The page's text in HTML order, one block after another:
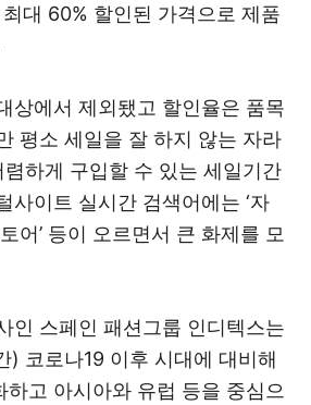
최대 60% 할인된 가격으로 제품
상에서 제외됐고 할인율은 품목
평소 세일을 잘 하지 않는 자라
하게 구입할 수 있는 세일기간
사이트 실시간 검색어에는 ‘자
어’ 등이 오르면서 큰 화제를 모
인 스페인 패션그룹 인디텍스는
) 코로나19 이후 시대에 대비해
하고 아시아와 유럽 등을 중심으